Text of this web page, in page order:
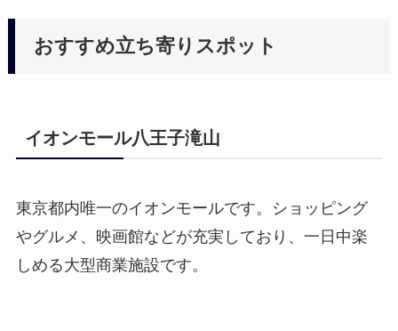
おすすめ立ち寄りスポット
イオンモール八王子滝山
東京都内唯一のイオンモールです。ショッピング
やグルメ、映画館などが充実しており、一日中楽
しめる大型商業施設です。